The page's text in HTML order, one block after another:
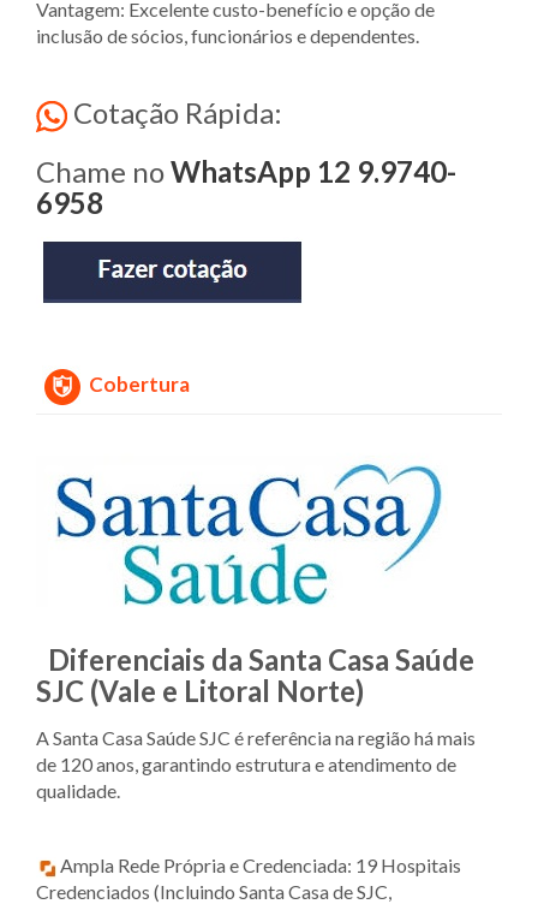
Vantagem: Excelente custo-benefício e opção de
inclusão de sócios, funcionários e dependentes.
Cotação Rápida:
Chame noWhatsApp 12 9.9740-
6958
Cobertura
Diferenciais da Santa Casa Saúde
SJC (Vale e Litoral Norte)
A Santa Casa Saúde SJC é referência na região há mais
de 120 anos, garantindo estrutura e atendimento de
qualidade.
Ampla Rede Própria e Credenciada: 19 Hospitais
Credenciados (Incluindo Santa Casa de SJC,